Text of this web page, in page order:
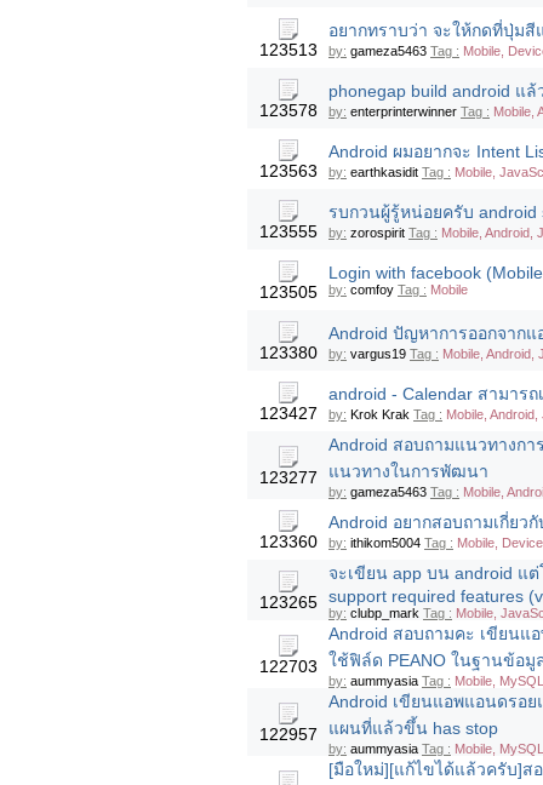
123513
อยากทราบว่า จะให้กดที่ปุ่ม
by: gameza5463 Tag : Mobile,
123578
phonegap build android แ
by: enterprinterwinner Tag : Mobile,
123563
Android ผมอยากจะ Intent
by: earthkasidit Tag : Mobile,
123555
รบกวนผู้รู้หน่อยครับ android
by: zorospirit Tag : Mobile, Android,
123505
Login with facebook
by: comfoy Tag : Mobile
123380
Android ปัญหาการออกจากแ
by: vargus19 Tag : Mobile, Android,
123427
android - Calendar สามาร
by: Krok Krak Tag : Mobile, Android,
123277
Android สอบถามแนวทางก
แนวทางในการพัฒนา
by: gameza5463 Tag : Mobile,
123360
Android อยากสอบถามเกี่ยว
by: ithikom5004 Tag : Mobile,
123265
จะเขียน app บน android แ
support required features
by: clubp_mark Tag : Mobile,
122703
Android สอบถามคะ เขียนแ
ใช้ฟิล์ด PEANO ในฐานข้อมู
by: aummyasia Tag : Mobile,
122957
Android เขียนแอพแอนดรอ
แผนที่แล้วขึ้น has stop
by: aummyasia Tag : Mobile,
[มือใหม่][แก้ไขได้แล้วครับ]ส